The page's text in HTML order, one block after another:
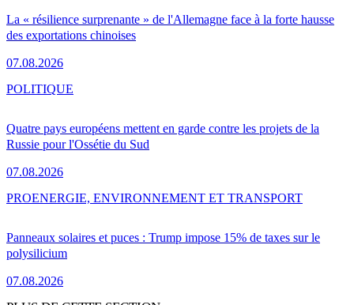
La « résilience surprenante » de l'Allemagne face à la forte hausse
des exportations chinoises
07.08.2026
Quatre pays européens mettent en garde contre les projets de la
Russie pour l'Ossétie du Sud
07.08.2026
POLITIQUE
Panneaux solaires et puces : Trump impose 15% de taxes sur le
polysilicium
07.08.2026
PROENERGIE, ENVIRONNEMENT ET TRANSPORT